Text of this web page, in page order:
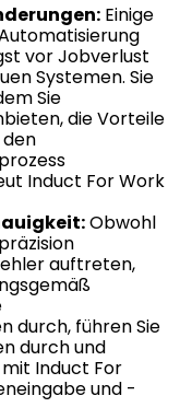
Einige
vor Jobverlust
Systemen. Sie
Sie
die Vorteile
Induct For Work
Obwohl
auftreten,
durch, führen Sie
durch und
Induct For
und -